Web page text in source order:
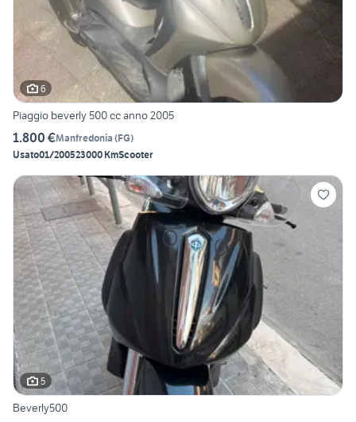
6
Piaggio beverly 500 cc anno 2005
1.800 €Manfredonia (FG)
Usato01/200523000 KmScooter
5
Beverly500